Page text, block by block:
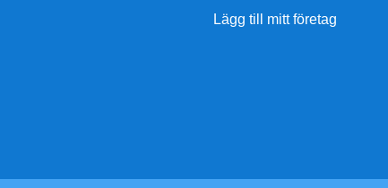
Lägg till mitt företag